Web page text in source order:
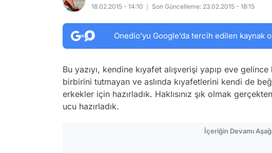
18.02.2015 - 14:10 Son Güncelleme: 23.02.2015 - 18:15
Onedio’yu Google’da tercih edilen kaynak
Bu yazıyı, kendine kıyafet alışverişi yapıp eve
birbirini tutmayan ve aslında kıyafetlerini kendi de
erkekler için hazırladık. Haklısınız şık olmak
ucu hazırladık.
İçeriğin Devamı